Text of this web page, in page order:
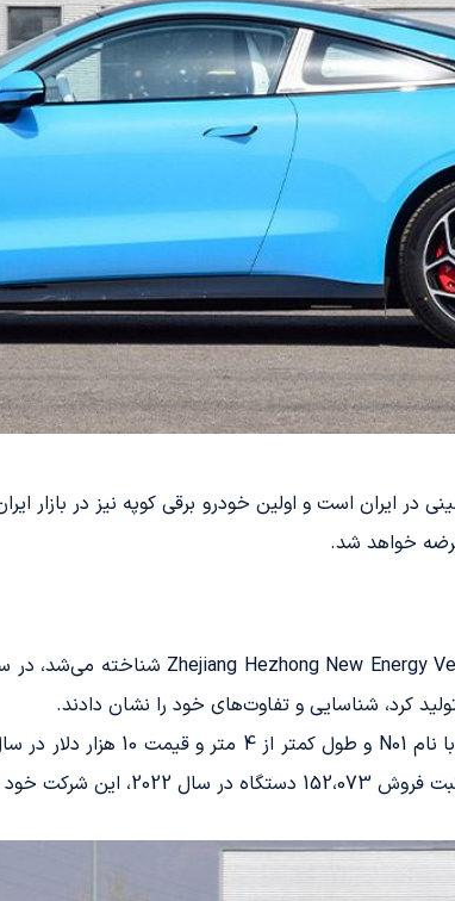
در ایران است و اولین خودرو برقی کوپه نیز در
کرد، شناسایی و تفاوت‌های خود را نشان دادند.